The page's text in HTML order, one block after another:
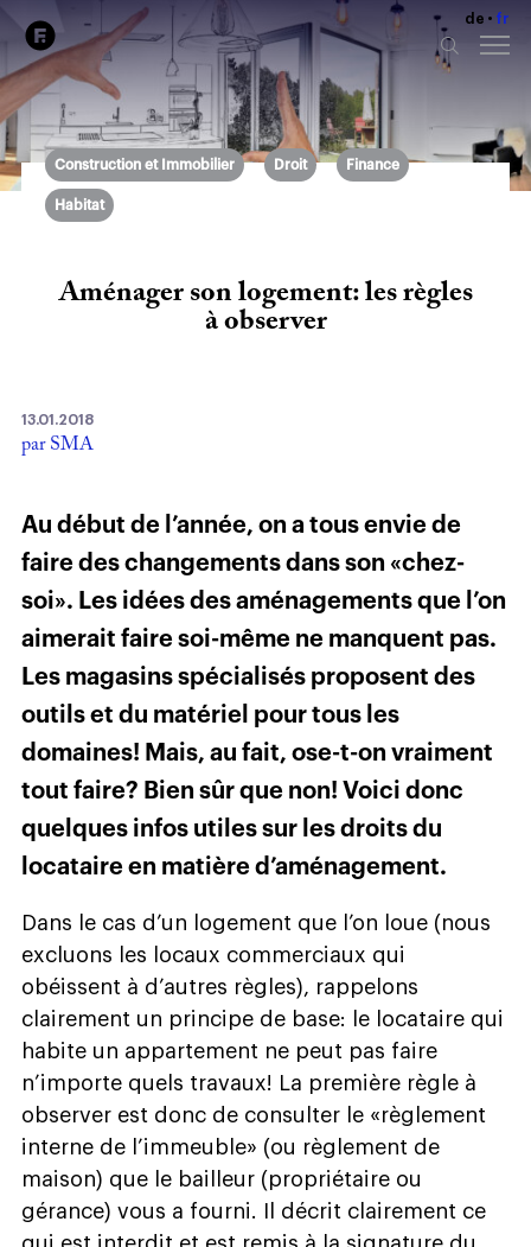
de fr
Construction et Immobilier Droit Finance
Habitat
Aménager son logement: les règles
à observer
13.01.2018
par SMA
Au début de l’année, on a tous envie de
faire des changements dans son «chez-
soi». Les idées des aménagements que l’on
aimerait faire soi-même ne manquent pas.
Les magasins spécialisés proposent des
outils et du matériel pour tous les
domaines! Mais, au fait, ose-t-on vraiment
tout faire? Bien sûr que non! Voici donc
quelques infos utiles sur les droits du
locataire en matière d’aménagement.
Dans le cas d’un logement que l’on loue (nous
excluons les locaux commerciaux qui
obéissent à d’autres règles), rappelons
clairement un principe de base: le locataire qui
habite un appartement ne peut pas faire
n’importe quels travaux! La première règle à
observer est donc de consulter le «règlement
interne de l’immeuble» (ou règlement de
maison) que le bailleur (propriétaire ou
gérance) vous a fourni. Il décrit clairement ce